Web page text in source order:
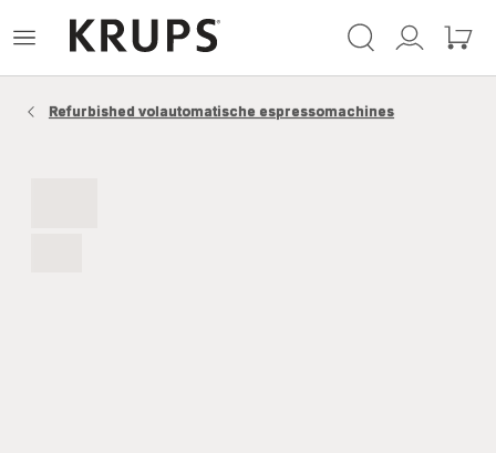
Mijn
Mijn
Open
Refurbished volautomatische espressomachines